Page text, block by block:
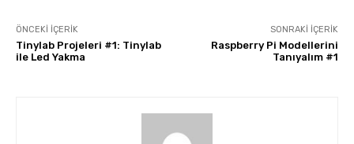
ÖNCEKI İÇERIK
Tinylab Projeleri #1: Tinylab
ile Led Yakma
SONRAKI İÇERIK
Raspberry Pi Modellerini
Tanıyalım #1